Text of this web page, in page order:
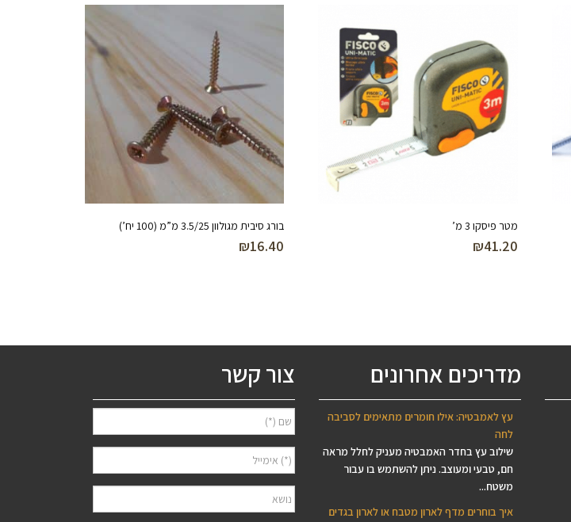
מטר פיסקו 3 מ’
₪41.20
בורג סיבית מגולוון 3.5/25 מ”מ (100 יח’)
₪16.40
מדריכים אחרונים
עץ לאמבטיה: אילו חומרים מתאימים לסביבה
לחה
שילוב עץ בחדר האמבטיה מעניק לחלל מראה
חם, טבעי ומעוצב. ניתן להשתמש בו עבור
משטח...
איך בוחרים מדף לארון מטבח או לארון בגדים
צור קשר